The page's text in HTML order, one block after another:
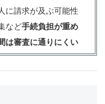
に請求が及ぶ可能性
など手続負担が重め
は審査に通りにくい